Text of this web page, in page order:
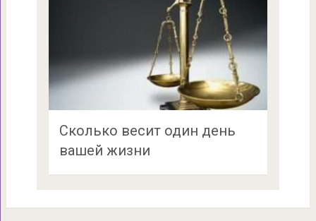
Сколько весит один день
вашей жизни